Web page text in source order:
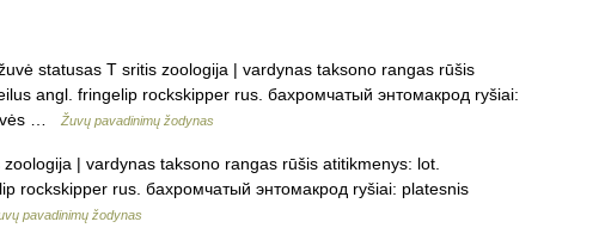
statusas T sritis zoologija | vardynas taksono rangas rūšis
angl. fringelip rockskipper rus. бахромчатый энтомакрод ryšiai:
…
Žuvų pavadinimų žodynas
| vardynas taksono rangas rūšis atitikmenys: lot.
rockskipper rus. бахромчатый энтомакрод ryšiai: platesnis
pavadinimų žodynas